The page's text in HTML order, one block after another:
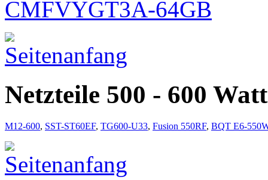
CMFVYGT3A-64GB
Netzteile 500 - 600 Watt
M12-600, SST-ST60EF, TG600-U33, Fusion 550RF, BQT E6-